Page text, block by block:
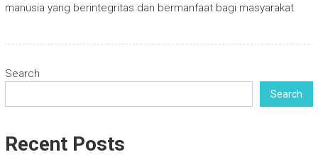
manusia yang berintegritas dan bermanfaat bagi masyarakat.
Search
Search
Recent Posts